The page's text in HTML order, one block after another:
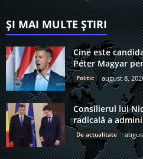
ȘI MAI MULTE ȘTIRI
Cine este
Péter Magyar
Politic august 8,
Consilierul lui
radicală a
De actualitate